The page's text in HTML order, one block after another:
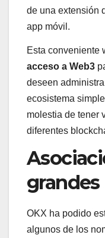
de una extensión
app móvil.
Esta conveniente
acceso a Web3
deseen
ecosistema
molestia de tener
diferentes
OKX ha podido
algunos de los